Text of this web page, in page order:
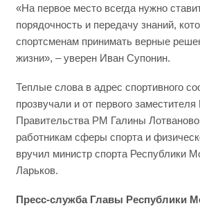
«На первое место всегда нужно
порядочность и передачу знаний,
спортсменам принимать верные
жизни», – уверен Иван Супонин.
Теплые слова в адрес спортивного
прозвучали и от первого
Правительства РМ Галины
работникам сферы спорта и
вручил министр спорта Республики
Ларьков.
Пресс-служба Главы Республики